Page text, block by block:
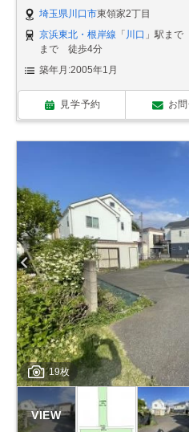
埼玉県川口市東領家2丁目
京浜東北・根岸線 「 川口 」駅ま
まで 徒歩4分
築年月:2005年1月
見学予約 お
19枚